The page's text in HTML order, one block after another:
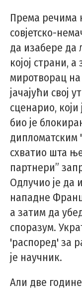
Према речима
совјетско-
да изабере да
којој страни,
миротворац
јачајући свој
сценарио,
био је
дипломатским
схватио шта
партнери”
Одлучио је да
нападне
а затим да
споразум.
'распоред' за
је научник.
Али две